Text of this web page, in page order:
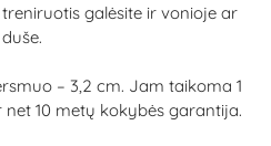
galėsite ir vonioje ar
duše.
– 3,2 cm. Jam taikoma 1
10 metų kokybės garantija.